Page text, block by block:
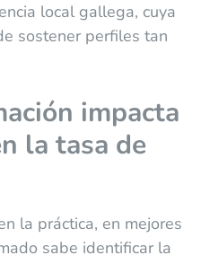
local gallega, cuya
sostener perfiles tan
impacta
la tasa de
la práctica, en mejores
sabe identificar la